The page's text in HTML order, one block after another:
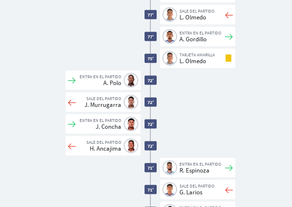
71'
SALE DEL PARTIDO
G. Larios
71'
ENTRA EN EL PARTIDO
R. Espinoza
72'
SALE DEL PARTIDO
H. Ancajima
72'
ENTRA EN EL PARTIDO
J. Concha
72'
SALE DEL PARTIDO
J. Murrugarra
72'
ENTRA EN EL PARTIDO
A. Polo
75'
TARJETA AMARILLA
L. Olmedo
77'
ENTRA EN EL PARTIDO
A. Gordillo
77'
SALE DEL PARTIDO
L. Olmedo